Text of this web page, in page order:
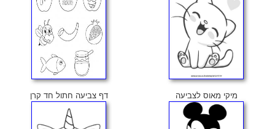
מיקי מאוס לצביעה דף צביעה חתול חד קרן